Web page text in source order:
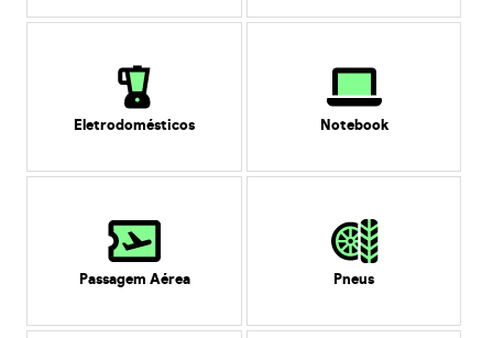
Eletrodomésticos Notebook
Passagem Aérea Pneus